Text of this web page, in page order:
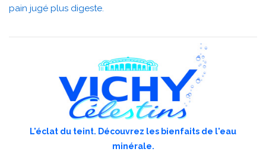
pain jugé plus digeste.
L'éclat du teint. Découvrez les bienfaits de l'eau
minérale.